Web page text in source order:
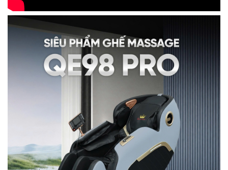
1.1 Thiết kế sang trọng, đẹp mắt
Ghế massage Queen Crown QE98 Pro được nghiên cứu,
chế tạo theo vóc dáng của người Việt đảm bảo ôm trọn
cơ thể. Điều này không chỉ mang lại sự thoải mái tối đa
cho người sử dụng mà còn nâng cao hiệu quả
massage.
Bên cạnh đó, QE98 Pro còn tạo điểm nhấn đặc biệt với
thiết kế cách tân kiểu mới, chất da PU cao cấp vân
Nappa căng bóng, mềm mịn càng làm tôn lên vẻ đẹp
tinh tế. Đặc biệt Queen Crown QE98 Pro gây ấn tượng
với tone màu xanh mới lạ, hút mắt đặt trong không gian
nào cũng nổi bật.